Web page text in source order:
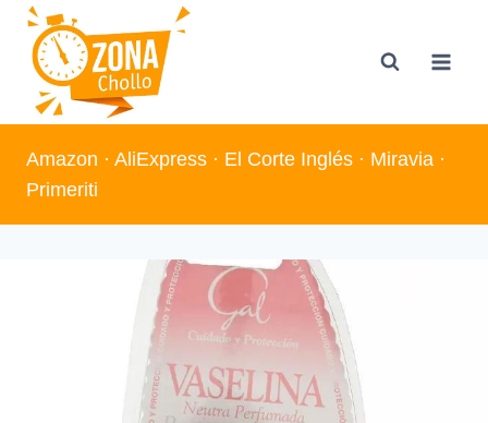
Saltar
contenido
Amazon · AliExpress · El Corte Inglés · Miravia ·
Primeriti